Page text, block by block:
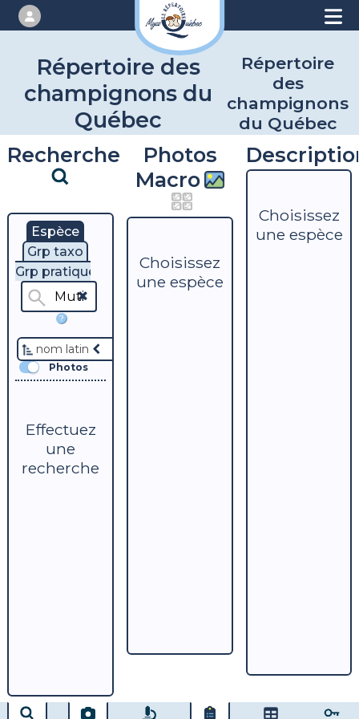
Répertoire des
champignons du
Québec
Répertoire
des
champignons
du Québec
Recherche
Espèce
Grp taxo
Grp pratique
?
nom latin
Photos
Effectuez
une
recherche
Photos
Macro
Choisissez
une espèce
Choisissez
une espèce